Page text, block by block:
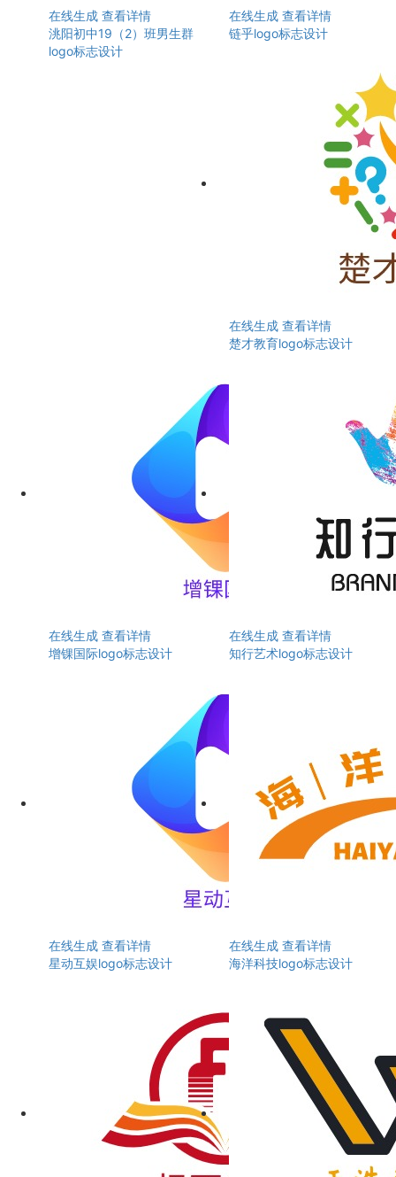
在线生成 查看详情
洮阳初中19（2）班男生群
logo标志设计
在线生成 查看详情
链乎logo标志设计
在线生成 查看详情
楚才教育logo标志设计
在线生成 查看详情
增锞国际logo标志设计
在线生成 查看详情
知行艺术logo标志设计
在线生成 查看详情
星动互娱logo标志设计
在线生成 查看详情
海洋科技logo标志设计